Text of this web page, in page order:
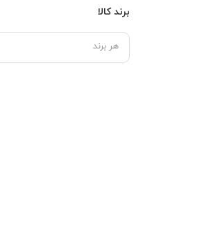
برند کالا
هر برند